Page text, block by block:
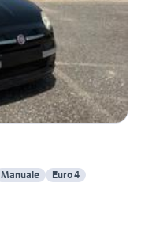
Manuale Euro 4